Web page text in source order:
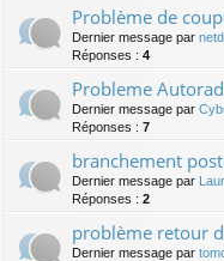
Problème de
Dernier message par
Réponses : 4
Probleme
Dernier message par
Réponses : 7
branchement
Dernier message par
Réponses : 2
problème retour
Dernier message par